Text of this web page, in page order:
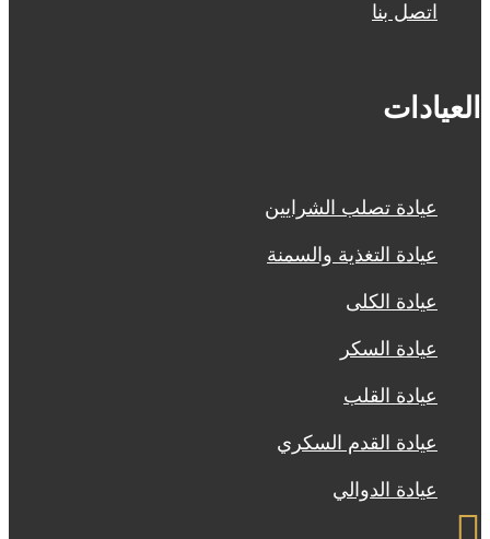
العيادات
عيادة تصلب الشرايين
عيادة التغذية والسمنة
عيادة الكلى
عيادة السكر
عيادة القلب
عيادة القدم السكري
عيادة الدوالي
اتصل بنا